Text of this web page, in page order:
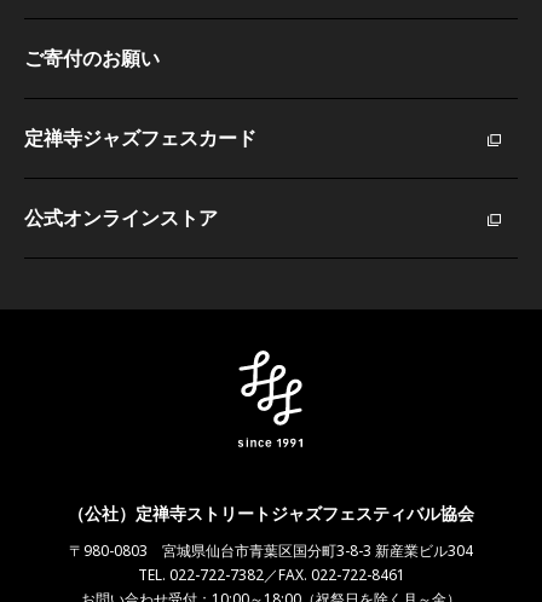
ご寄付のお願い
定禅寺ジャズフェスカード
公式オンラインストア
（公社）定禅寺ストリートジャズフェスティバル協会
〒980-0803 宮城県仙台市青葉区国分町3-8-3 新産業ビル304
TEL. 022-722-7382／FAX. 022-722-8461